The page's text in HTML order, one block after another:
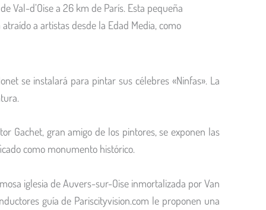
Val-d’Oise a 26 km de París. Esta pequeña
a artistas desde la Edad Media, como
se instalará para pintar sus célebres «Ninfas». La
Gachet, gran amigo de los pintores, se exponen las
como monumento histórico.
iglesia de Auvers-sur-Oise inmortalizada por Van
guía de Pariscityvision.com le proponen una